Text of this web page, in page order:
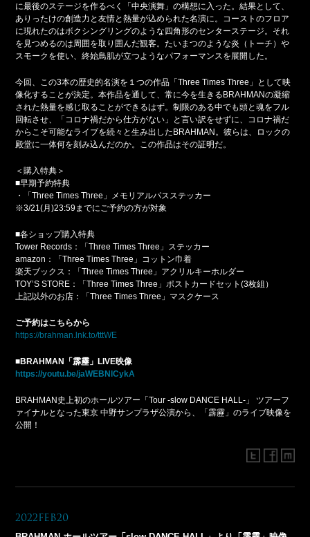
に最後のステージを作るべく「中央演舞」の構想に入った。結果として、
ありったけの創造力と友情と熱量が込められた名演に。コーストのフロア
に現れたのはボクシングリングのような四角形のセンターステージ。それ
を見つめるのは周囲を取り囲んだ観客。たいまつのような炎（トーチ）や
スモークを使い、終始鳥肌が立つようなパフォーマンスを展開した。
今回、この3本の歴史的名演を１つの作品「Three Times Three」として映
像化することが決定。本作品を通して、常に今を生きるBRAHMANの凝縮
された熱量を感じ取ることができるはず。制限のある中でも頭と魂をフル
回転させ、「コロナ禍だから仕方がない」と言い訳をせずに、コロナ禍だ
からこそ可能なライブを続々と生み出したBRAHMAN。彼らは、ロックの
殿堂に一体何を刻み込んだのか。この作品はその証明だ。
＜購入特典＞
■早期予約特典
・「Three Times Three」メモリアルパスステッカー
※3/21(月)23:59までにご予約の方が対象
■各ショップ購入特典
Tower Records：「Three Times Three」ステッカー
amazon：「Three Times Three」コットン巾着
楽天ブックス：「Three Times Three」アクリルキーホルダー
TOY’S STORE：「Three Times Three」ポストカードセット(3枚組）
上記以外のお店：「Three Times Three」マスクケース
ご予約はこちらから
https://brahman.lnk.to/tttWE
■BRAHMAN 「霹靂」 LIVE映像
https://youtu.be/jaWEBNlCykA
BRAHMAN史上初のホールツアー「Tour -slow DANCE HALL-」 ツアーフ
ァイナルとなった東京 中野サンプラザ公演から、「霹靂」のライブ映像を
公開！
2022Feb20